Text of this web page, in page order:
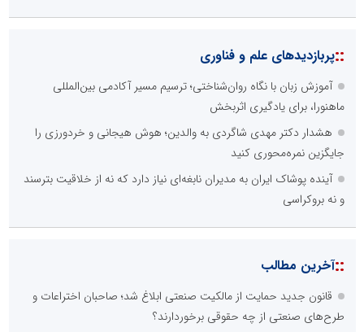
::پربازدیدهای علم و فناوری
آموزش زبان با نگاه روان‌شناختی؛ ترسیم مسیر آکادمی بین‌المللی
ماهنورا، برای یادگیری اثربخش
هشدار دکتر مهدی شاگردی به والدین؛ هوش هیجانی و خردورزی را
جایگزین نمره‌محوری کنید
آینده پوشاک ایران به مدیران نابغه‌ای نیاز دارد که نه از خلاقیت بترسند
و نه بروکراسی
::آخرین مطالب
قانون جدید حمایت از مالکیت صنعتی ابلاغ شد؛ صاحبان اختراعات و
طرح‌های صنعتی از چه حقوقی برخوردارند؟